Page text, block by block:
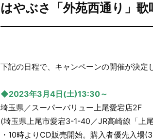
はやぶさ「外苑西通り」
下記の日程で、キャンペーンの開催が決定
◆2023年3月4日(土)13:30～
埼玉県／スーパーバリュー上尾愛宕店2F
(埼玉県上尾市愛宕3-1-40／JR高崎線「上
・10時よりCD販売開始。購入者優先入場